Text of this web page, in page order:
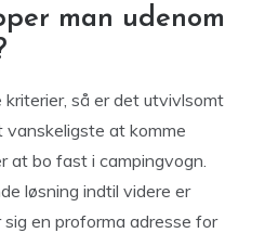
man udenom
så er det utvivlsomt
at komme
at bo fast i campingvogn.
løsning indtil videre er
en proforma adresse for